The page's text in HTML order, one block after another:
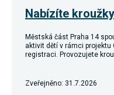
Nabízíte
Městská část Praha 14
aktivit dětí v rámci projektu
registraci. Provozujete
Zveřejněno: 31.7.2026